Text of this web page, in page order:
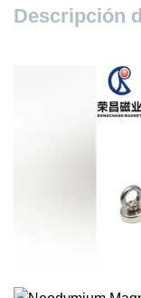
Descripción